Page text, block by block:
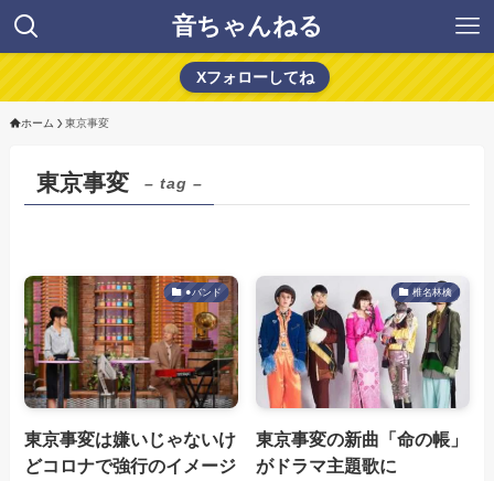
音ちゃんねる
Xフォローしてね
ホーム 東京事変
東京事変 – tag –
●バンド
東京事変は嫌いじゃないけ
どコロナで強行のイメージ
椎名林檎
東京事変の新曲「命の帳」
がドラマ主題歌に